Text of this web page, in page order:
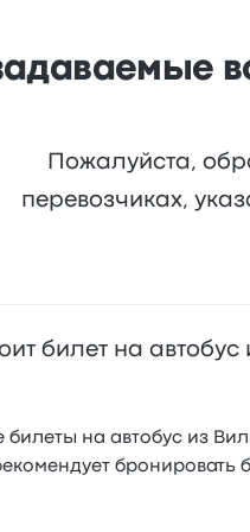
Пожалуйста,
перевозчиках,
билет на
на автобус из